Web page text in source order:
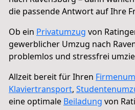
die passende Antwort auf Ihre
Ob ein Privatumzug von
gewerblicher Umzug nach
problemlos und stressfrei
Allzeit bereit für Ihren
Klaviertransport,
eine optimale Beiladung von